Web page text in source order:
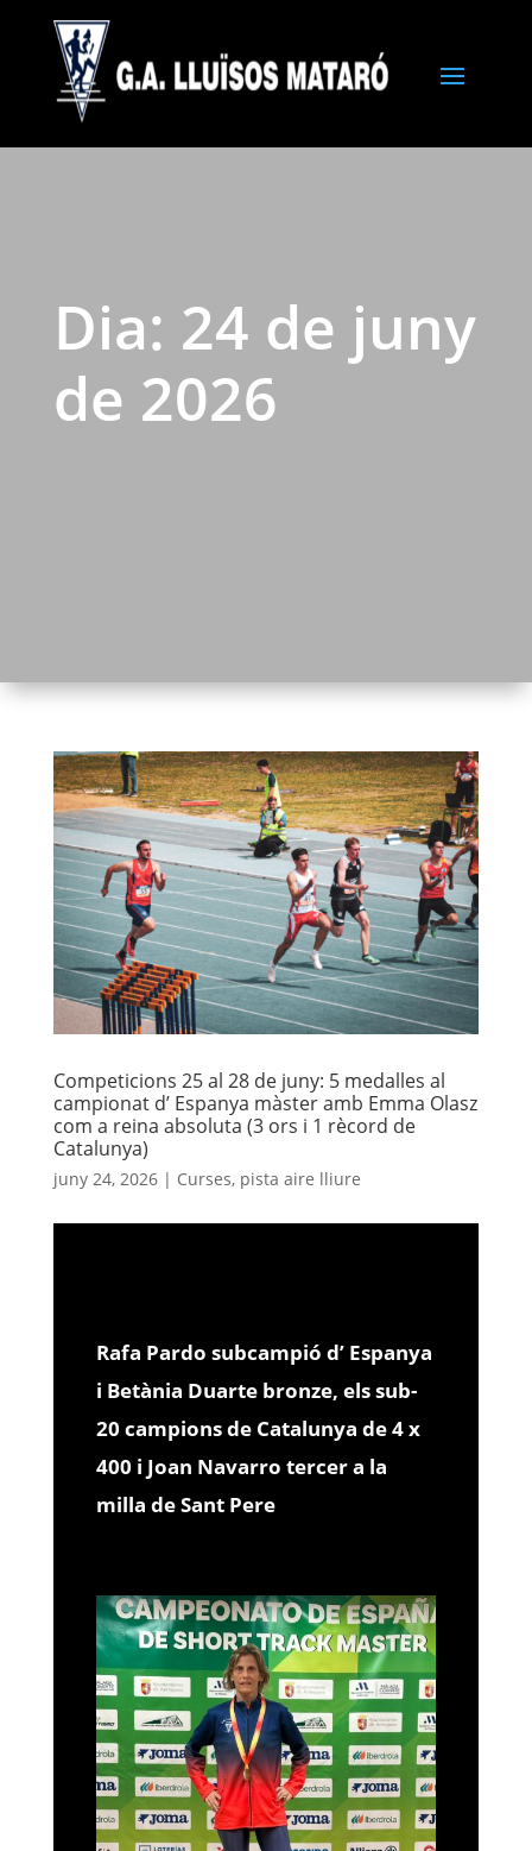
Dia: 24 de juny
de 2026
Competicions 25 al 28 de juny: 5 medalles al
campionat d’ Espanya màster amb Emma Olasz
com a reina absoluta (3 ors i 1 rècord de
Catalunya)
juny 24, 2026| Curses, pista aire lliure
Rafa Pardo subcampió d’ Espanya
i Betània Duarte bronze, els sub-
20 campions de Catalunya de 4 x
400 i Joan Navarro tercer a la
milla de Sant Pere